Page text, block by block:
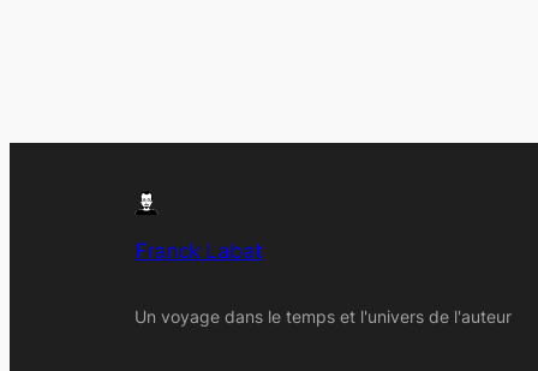
Franck Labat
Un voyage dans le temps et l'univers de l'auteur